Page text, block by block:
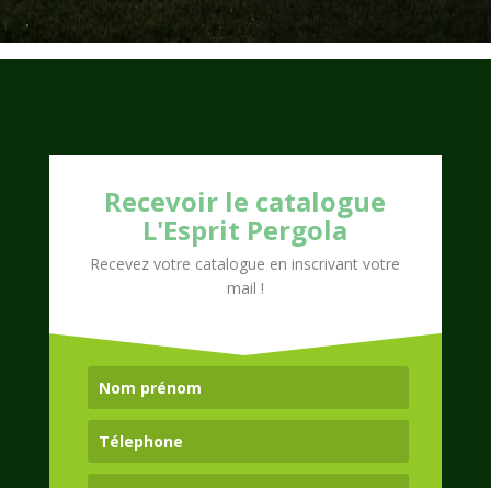
Recevoir le catalogue
L'Esprit Pergola
Recevez votre catalogue en inscrivant votre
mail !